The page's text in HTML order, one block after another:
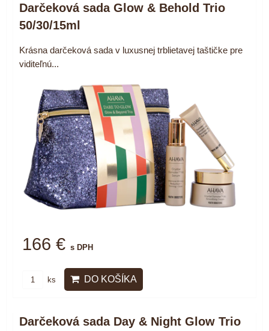
Darčeková sada Glow & Behold Trio
50/30/15ml
Krásna darčeková sada v luxusnej trblietavej taštičke pre
viditeľnú...
166 € s DPH
ks DO KOŠÍKA
Darčeková sada Day & Night Glow Trio